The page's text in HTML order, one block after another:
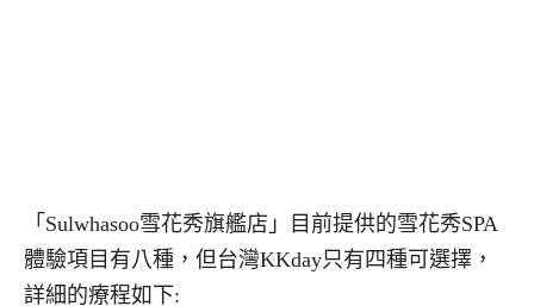
「Sulwhasoo雪花秀旗艦店」目前提供的雪花秀SPA
體驗項目有八種，但台灣KKday只有四種可選擇，
詳細的療程如下: